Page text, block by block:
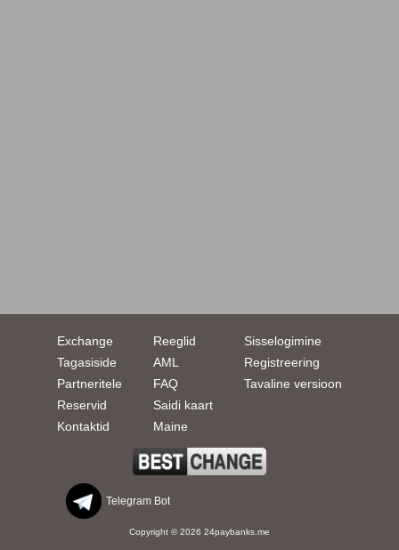
Telegram Bot
Copyright © 2026 24paybanks.me
Exchange
Tagasiside
Partneritele
Reservid
Kontaktid
Reeglid
AML
FAQ
Saidi kaart
Maine
Sisselogimine
Registreering
Tavaline versioon